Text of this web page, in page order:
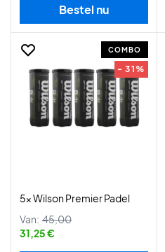
Bestel nu
COMBO
- 31%
5x Wilson Premier Padel
Van: 45,00
31,25 €